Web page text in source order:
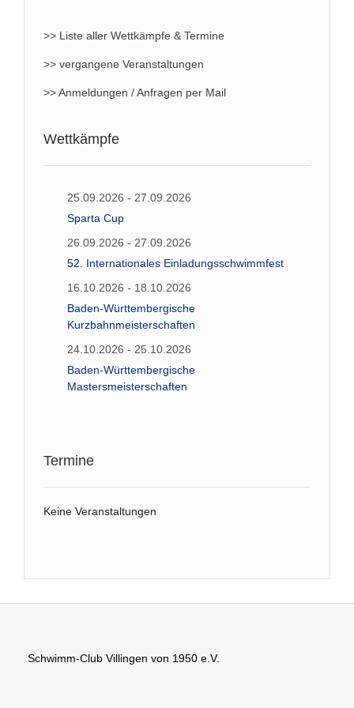
>> Liste aller Wettkämpfe & Termine
>> vergangene Veranstaltungen
>> Anmeldungen / Anfragen per Mail
Wettkämpfe
25.09.2026 - 27.09.2026
Sparta Cup
26.09.2026 - 27.09.2026
52. Internationales Einladungsschwimmfest
16.10.2026 - 18.10.2026
Baden-Württembergische
Kurzbahnmeisterschaften
24.10.2026 - 25.10.2026
Baden-Württembergische
Mastersmeisterschaften
Termine
Keine Veranstaltungen
Schwimm-Club Villingen von 1950 e.V.